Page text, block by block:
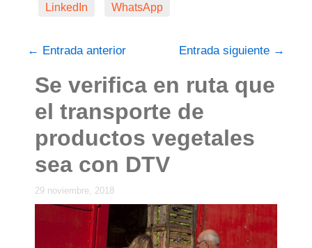
LinkedIn
WhatsApp
← Entrada anterior Entrada siguiente →
Se verifica en ruta que
el transporte de
productos vegetales
sea con DTV
29 noviembre, 2018